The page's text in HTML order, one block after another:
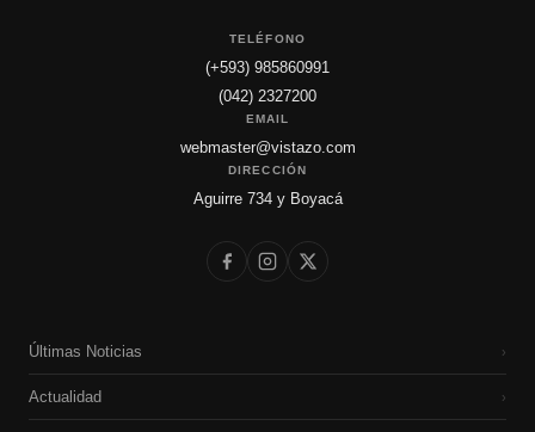
TELÉFONO
(+593) 985860991
(042) 2327200
EMAIL
webmaster@vistazo.com
DIRECCIÓN
Aguirre 734 y Boyacá
Últimas Noticias ›
Actualidad ›